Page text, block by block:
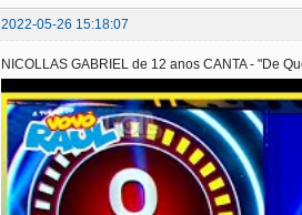
2022-05-26 15:18:07
NICOLLAS GABRIEL de 12 anos CANTA - "De